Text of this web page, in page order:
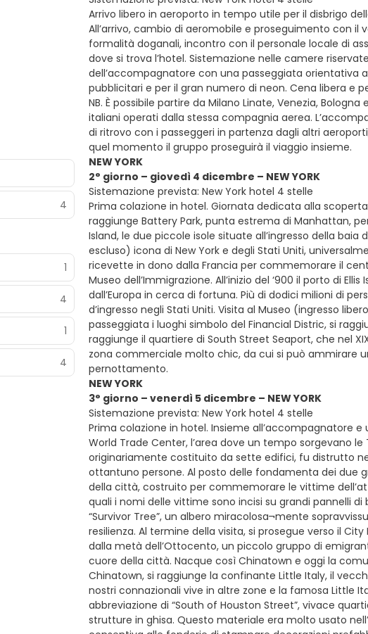
4
1
4
1
4
Arrivo libero in aeroporto in tempo utile per il disbrigo
All’arrivo, cambio di aeromobile e proseguimento con il
formalità doganali, incontro con il personale locale di
dove si trova l’hotel. Sistemazione nelle camere
dell’accompagnatore con una passeggiata orientativa
pubblicitari e per il gran numero di neon. Cena libera e
NB. È possibile partire da Milano Linate, Venezia,
italiani operati dalla stessa compagnia aerea.
di ritrovo con i passeggeri in partenza dagli altri
quel momento il gruppo proseguirà il viaggio insieme.
NEW YORK
2° giorno – giovedì 4 dicembre – NEW YORK
Sistemazione prevista: New York hotel 4 stelle
Prima colazione in hotel. Giornata dedicata alla
raggiunge Battery Park, punta estrema di Manhattan,
Island, le due piccole isole situate all’ingresso della
escluso) icona di New York e degli Stati Uniti,
ricevette in dono dalla Francia per commemorare il
Museo dell’Immigrazione. All’inizio del ‘900 il porto di
dall’Europa in cerca di fortuna. Più di dodici milioni di
d’ingresso negli Stati Uniti. Visita al Museo (ingresso
passeggiata i luoghi simbolo del Financial Distric, si
raggiunge il quartiere di South Street Seaport, che nel
zona commerciale molto chic, da cui si può ammirare
pernottamento.
NEW YORK
3° giorno – venerdì 5 dicembre – NEW YORK
Sistemazione prevista: New York hotel 4 stelle
Prima colazione in hotel. Insieme all’accompagnatore
World Trade Center, l’area dove un tempo sorgevano
originariamente costituito da sette edifici, fu distrutto
ottantuno persone. Al posto delle fondamenta dei due
della città, costruito per commemorare le vittime
quali i nomi delle vittime sono incisi su grandi pannelli
“Survivor Tree”, un albero miracolosa¬mente
resilienza. Al termine della visita, si prosegue verso il
dalla metà dell’Ottocento, un piccolo gruppo di
cuore della città. Nacque così Chinatown e oggi la
Chinatown, si raggiunge la confinante Little Italy, il
nostri connazionali vive in altre zone e la famosa Little
abbreviazione di “South of Houston Street”, vivace
strutture in ghisa. Questo materiale era molto usato